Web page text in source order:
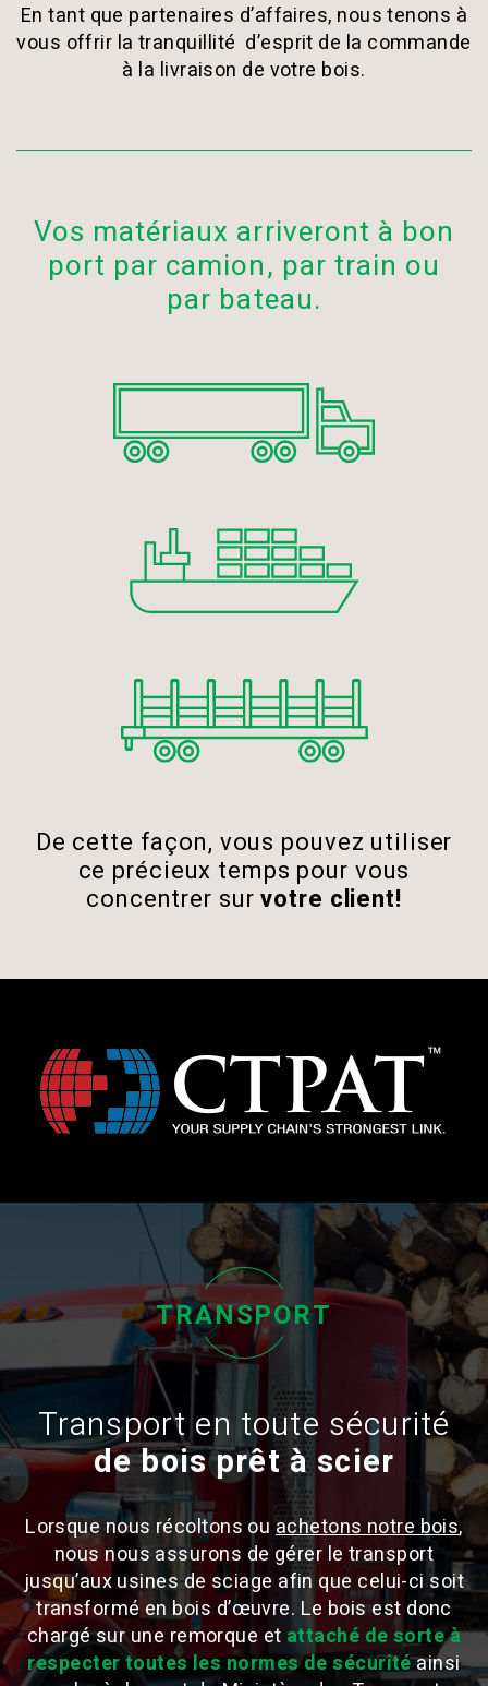
En tant que partenaires d’affaires, nous tenons à
vous offrir la tranquillité d’esprit de la commande
à la livraison de votre bois.
Vos matériaux arriveront à bon
port par camion, par train ou
par bateau.
De cette façon, vous pouvez utiliser
ce précieux temps pour vous
concentrer survotre client!
TRANSPORT
Transport en toute sécurité
de bois prêt à scier
Lorsque nous récoltons ouachetons notre bois,
nous nous assurons de gérer le transport
jusqu’aux usines de sciage afin que celui-ci soit
transformé en bois d’œuvre. Le bois est donc
chargé sur une remorque et attaché de sorte à
respecter toutes les normes de sécuritéainsi